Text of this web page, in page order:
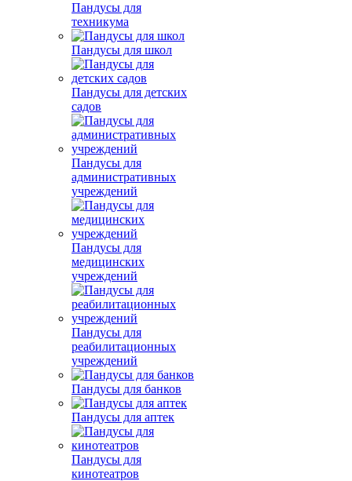
Пандусы для
техникума
Пандусы для школ
Пандусы для детских
садов
Пандусы для
административных
учреждений
Пандусы для
медицинских
учреждений
Пандусы для
реабилитационных
учреждений
Пандусы для банков
Пандусы для аптек
Пандусы для
кинотеатров